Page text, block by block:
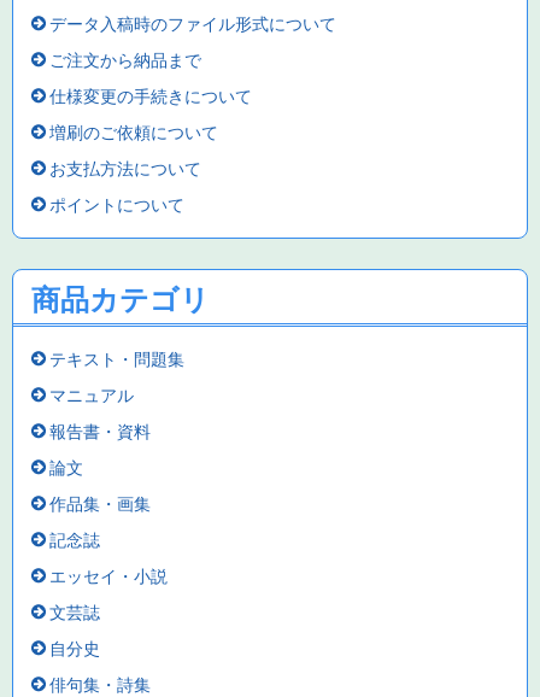
データ入稿時のファイル形式について
ご注文から納品まで
仕様変更の手続きについて
増刷のご依頼について
お支払方法について
ポイントについて
商品カテゴリ
テキスト・問題集
マニュアル
報告書・資料
論文
作品集・画集
記念誌
エッセイ・小説
文芸誌
自分史
俳句集・詩集